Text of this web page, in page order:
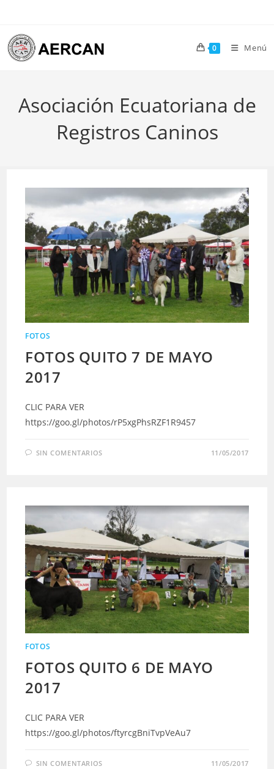
contenido
0 Menú
Asociación Ecuatoriana de
Registros Caninos
FOTOS
FOTOS QUITO 7 DE MAYO
2017
CLIC PARA VER
https://goo.gl/photos/rP5xgPhsRZF1R9457
SIN COMENTARIOS 11/05/2017
FOTOS
FOTOS QUITO 6 DE MAYO
2017
CLIC PARA VER
https://goo.gl/photos/ftyrcgBniTvpVeAu7
SIN COMENTARIOS 11/05/2017